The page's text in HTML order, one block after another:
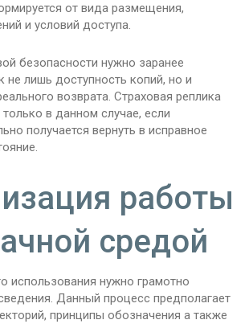
от вида размещения,
и условий доступа.
безопасности нужно заранее
не лишь доступность копий, но и
возврата. Страховая реплика
в данном случае, если
получается вернуть в исправное
работы
средой
использования нужно грамотно
Данный процесс предполагает
принципы обозначения а также